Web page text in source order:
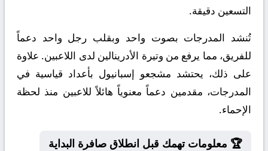
التسعين دقيقة.
تُنشد المدرجات بصوت واحد وبقلب رجل واحد دعماً
للفريق، مما يرفع من وتيرة الأدرينالين لدى اللاعبين. علاوة
على ذلك، يحتشد مشجعو إسبانيول بأعداد قياسية في
المدرجات، مقدمين دعماً معنوياً هائلاً للاعبين منذ لحظة
الإحماء.
🏆 معلومات تهمك قبل انطلاق صافرة البداية